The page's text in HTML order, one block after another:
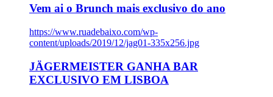
Vem ai o Brunch mais exclusivo do ano
https://www.ruadebaixo.com/wp-
content/uploads/2019/12/jag01-335x256.jpg
JÄGERMEISTER GANHA BAR
EXCLUSIVO EM LISBOA